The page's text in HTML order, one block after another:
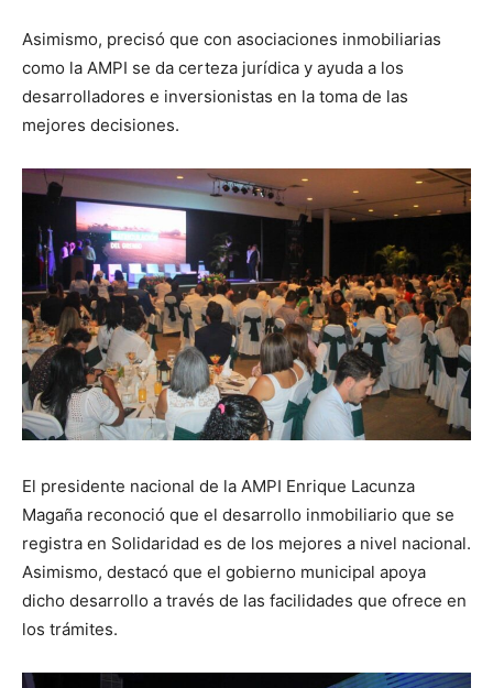
Asimismo, precisó que con asociaciones inmobiliarias
como la AMPI se da certeza jurídica y ayuda a los
desarrolladores e inversionistas en la toma de las
mejores decisiones.
El presidente nacional de la AMPI Enrique Lacunza
Magaña reconoció que el desarrollo inmobiliario que se
registra en Solidaridad es de los mejores a nivel nacional.
Asimismo, destacó que el gobierno municipal apoya
dicho desarrollo a través de las facilidades que ofrece en
los trámites.